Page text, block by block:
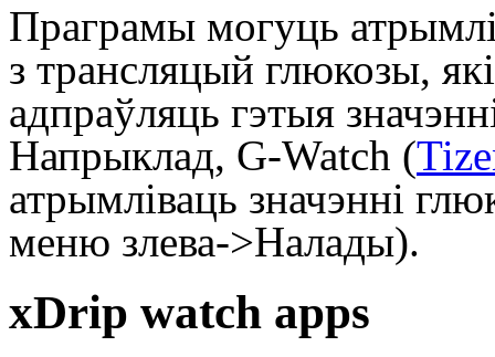
Праграмы могуць
з трансляцый глюкозы,
адпраўляць гэтыя
Напрыклад, G-Watch (
атрымліваць значэнні
меню злева->Налады).
xDrip watch apps